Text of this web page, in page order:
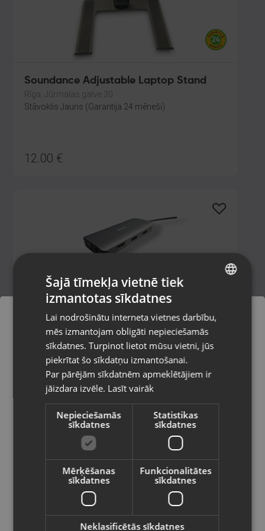
Soundance Adjustable Laptop Stand
Rīga, Jūrmalas gatve 30
Stāvoklis Jauns (Garantija 24 mēneši)
12.00 €
Deltaco USB C-HDMI26
Jelgava, Pasta iela 26B
Stāvoklis Mazlietots (Garantija 12 mēneši)
35.00€
Intel core i3-14100
Pasūtījumi tiks piegādāti uz
izvēlēto valsti
Vietnes saturs būs attēlots izvēlētajā
valodā
Valsts
Latviešu / Latvian
RUSSIAN
Šajā tīmekļa vietnē tiek
izmantotas sīkdatnes
Lai nodrošinātu interneta vietnes darbību,
mēs izmantojam obligāti nepieciešamās
sīkdatnes. Turpinot lietot mūsu vietni, jūs
piekrītat šo sīkdatņu izmantošanai.
Par pārējām sīkdatnēm apmeklētājiem ir
jāizdara izvēle. Lasīt vairāk
Nepieciešamās
sīkdatnes
Statistikas
sīkdatnes
Mērķēšanas
sīkdatnes
Funkcionalitātes
sīkdatnes
Neklasificētās sīkdatnes